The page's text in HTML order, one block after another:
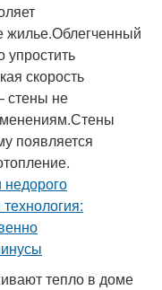
жилье.Облегченный
упростить
скорость
стены не
появляется
тепло в доме